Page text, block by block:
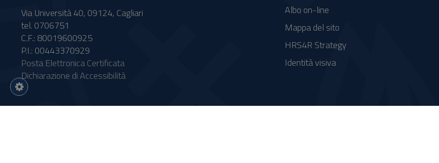
Via Università 40, 09124, Cagliari
tel. 0706751
C.F.: 80019600925
P.I.: 00443370929
Posta Elettronica Certificata
Dichiarazione di Accessibilità
Albo on-line
Mappa del sito
HRS4R Strategy
Identità visiva
Impostazioni
cookie